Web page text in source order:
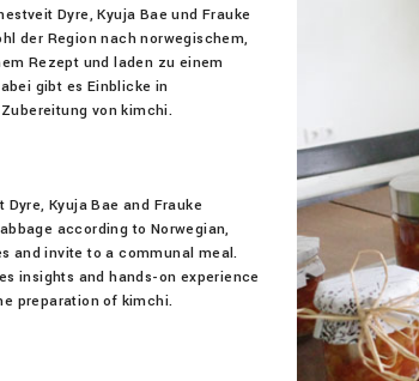
Dyre, Kyuja Bae und Frauke
der Region nach norwegischem,
Rezept und laden zu einem
gibt es Einblicke in
von kimchi.
Kyuja Bae and Frauke
according to Norwegian,
and invite to a communal meal.
insights and hands-on experience
preparation of kimchi.